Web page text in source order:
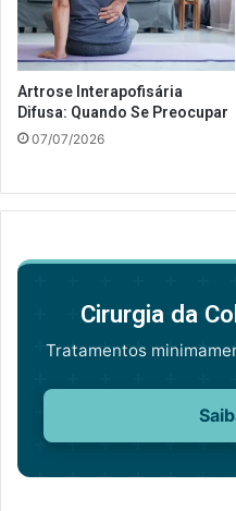
Artrose Interapofisária
Difusa: Quando Se Preocupar
07/07/2026
Cirurgia da
Tratamentos